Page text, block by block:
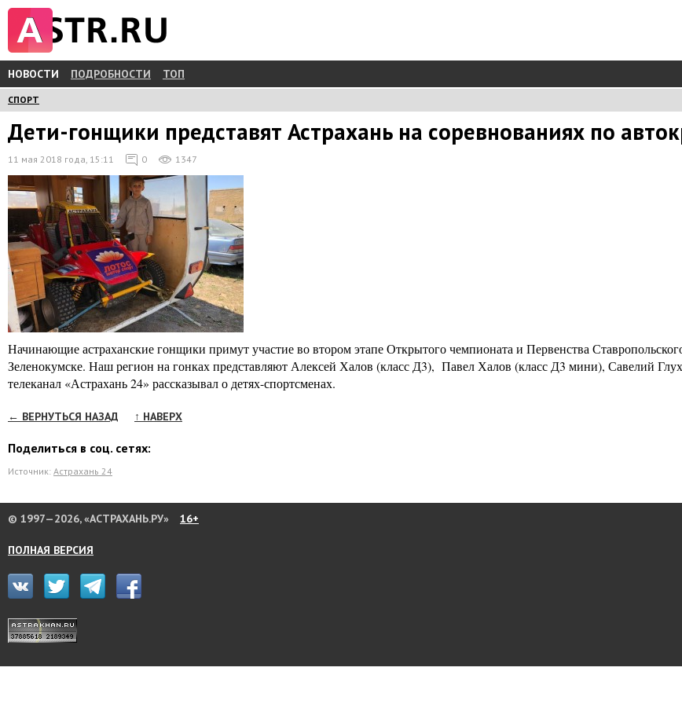
НОВОСТИ ПОДРОБНОСТИ ТОП
СПОРТ
Дети-гонщики представят Астрахань на соревнованиях по
11 мая 2018 года, 15:11 0 1347
Начинающие астраханские гонщики примут участие во втором этапе Открытого чемпионата и Первенства
Зеленокумске. Наш регион на гонках представляют Алексей Халов (класс Д3), Павел Халов (класс Д3 мини), Савелий
телеканал «Астрахань 24» рассказывал о детях-спортсменах.
← ВЕРНУТЬСЯ НАЗАД ↑ НАВЕРХ
Поделиться в соц. сетях:
Источник: Астрахань 24
© 1997—2026, «АСТРАХАНЬ.РУ» 16+
ПОЛНАЯ ВЕРСИЯ